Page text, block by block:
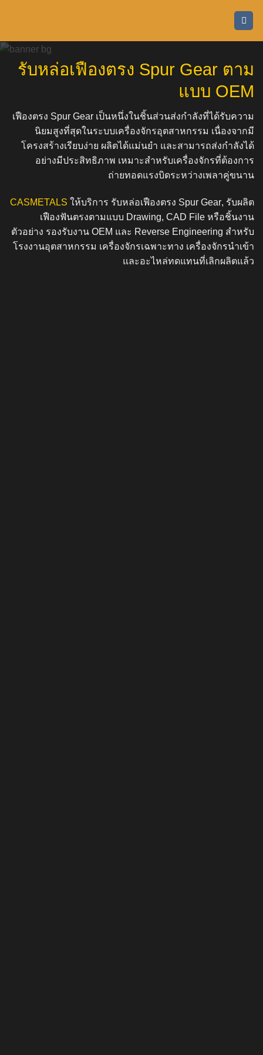
เนื้อหา
รับหล่อเฟืองตรง Spur Gear ตาม
แบบ OEM
เฟืองตรง Spur Gear เป็นหนึ่งในชิ้นส่วนส่งกำลังที่ได้รับความ
นิยมสูงที่สุดในระบบเครื่องจักรอุตสาหกรรม เนื่องจากมี
โครงสร้างเรียบง่าย ผลิตได้แม่นยำ และสามารถส่งกำลังได้
อย่างมีประสิทธิภาพ เหมาะสำหรับเครื่องจักรที่ต้องการ
ถ่ายทอดแรงบิดระหว่างเพลาคู่ขนาน
CASMETALS ให้บริการ รับหล่อเฟืองตรง Spur Gear, รับผลิต
เฟืองฟันตรงตามแบบ Drawing, CAD File หรือชิ้นงาน
ตัวอย่าง รองรับงาน OEM และ Reverse Engineering สำหรับ
โรงงานอุตสาหกรรม เครื่องจักรเฉพาะทาง เครื่องจักรนำเข้า
และอะไหล่ทดแทนที่เลิกผลิตแล้ว